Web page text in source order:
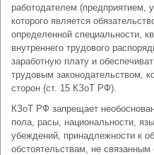
работодателем (предприятием,
которого является
определенной специальности,
внутреннего трудового
заработную плату и
трудовым законодательством,
сторон (ст. 15 КЗоТ РФ).
КЗоТ РФ запрещает
пола, расы, национальности,
убеждений, принадлежности к
обстоятельствам, не